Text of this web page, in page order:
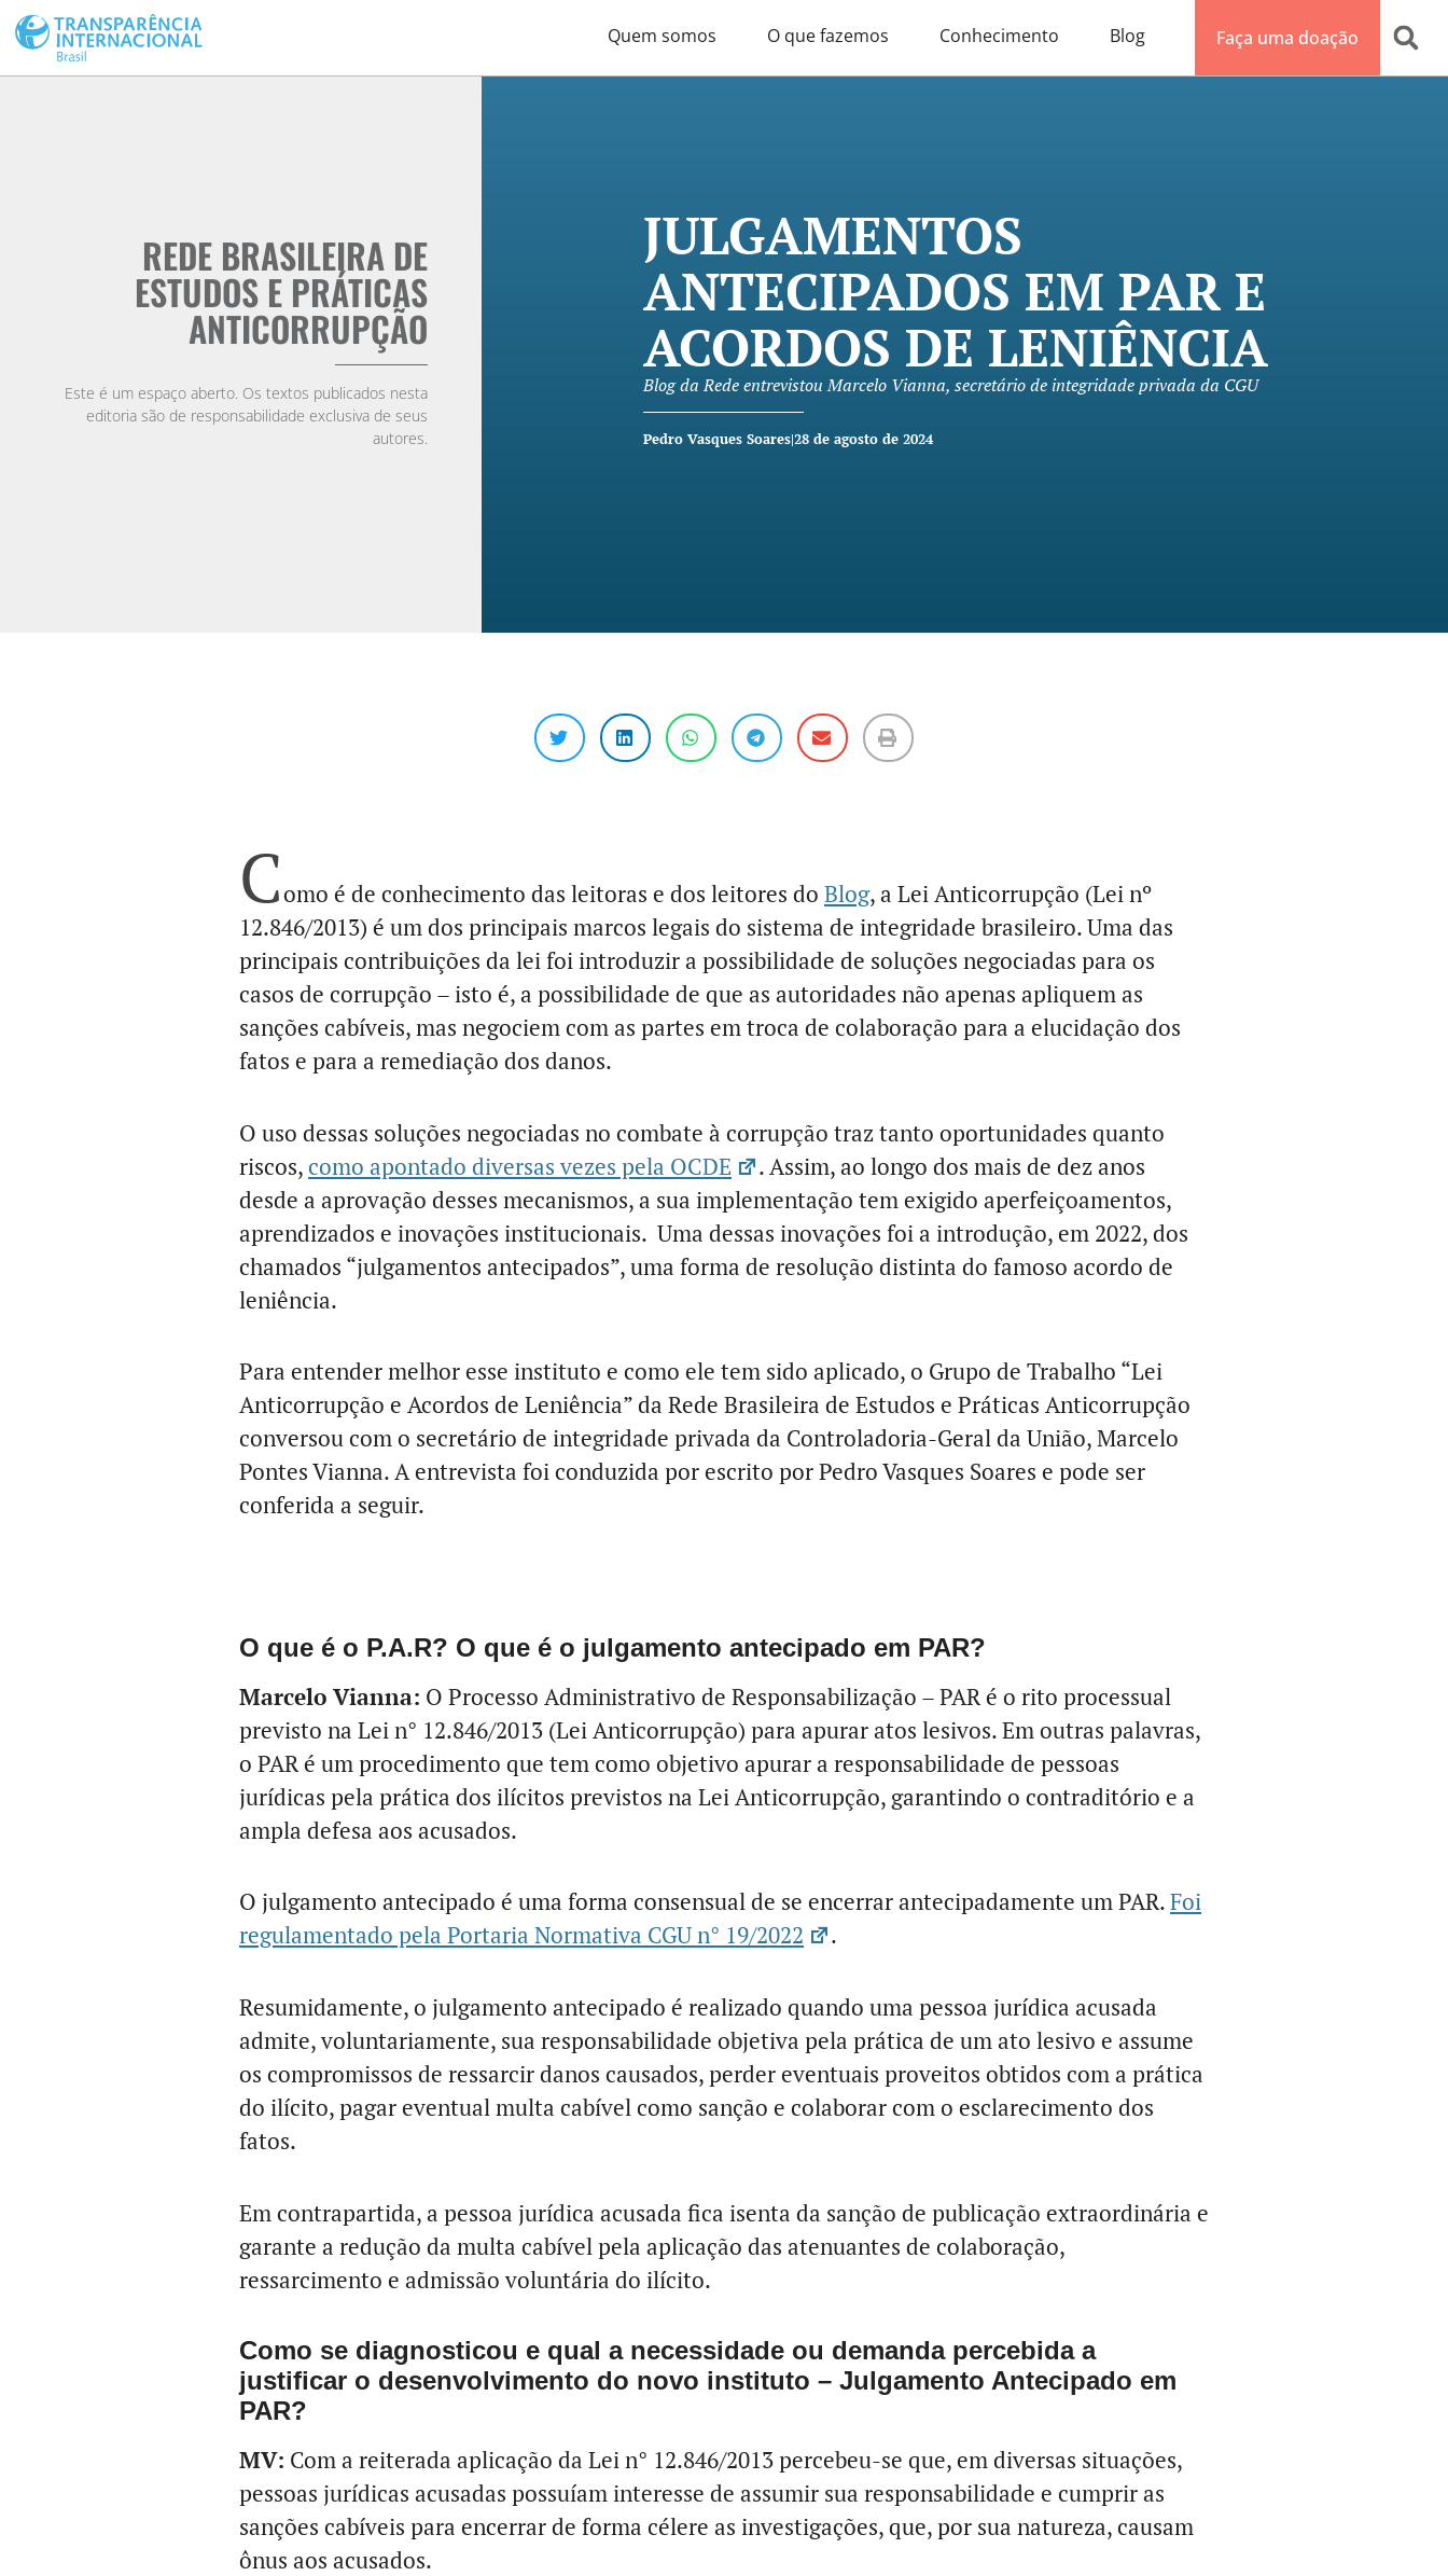
Quem somos O que fazemos Conhecimento Blog Faça uma doação
REDE BRASILEIRA DE
ESTUDOS E PRÁTICAS
ANTICORRUPÇÃO
Este é um espaço aberto. Os textos publicados nesta
editoria são de responsabilidade exclusiva de seus
autores.
JULGAMENTOS
ANTECIPADOS EM PAR E
ACORDOS DE LENIÊNCIA
Blog da Rede entrevistou Marcelo Vianna, secretário de integridade privada da CGU
Pedro Vasques Soares|28 de agosto de 2024
Como é de conhecimento das leitoras e dos leitores do Blog, a Lei Anticorrupção (Lei nº
12.846/2013) é um dos principais marcos legais do sistema de integridade brasileiro. Uma das
principais contribuições da lei foi introduzir a possibilidade de soluções negociadas para os
casos de corrupção – isto é, a possibilidade de que as autoridades não apenas apliquem as
sanções cabíveis, mas negociem com as partes em troca de colaboração para a elucidação dos
fatos e para a remediação dos danos.
O uso dessas soluções negociadas no combate à corrupção traz tanto oportunidades quanto
riscos,como apontado diversas vezes pela OCDE
. Assim, ao longo dos mais de dez anos
desde a aprovação desses mecanismos, a sua implementação tem exigido aperfeiçoamentos,
aprendizados e inovações institucionais. Uma dessas inovações foi a introdução, em 2022, dos
chamados “julgamentos antecipados”, uma forma de resolução distinta do famoso acordo de
leniência.
Para entender melhor esse instituto e como ele tem sido aplicado, o Grupo de Trabalho “Lei
Anticorrupção e Acordos de Leniência” da Rede Brasileira de Estudos e Práticas Anticorrupção
conversou com o secretário de integridade privada da Controladoria-Geral da União, Marcelo
Pontes Vianna. A entrevista foi conduzida por escrito por Pedro Vasques Soares e pode ser
conferida a seguir.
O que é o P.A.R? O que é o julgamento antecipado em PAR?
Marcelo Vianna: O Processo Administrativo de Responsabilização – PAR é o rito processual
previsto na Lei n° 12.846/2013 (Lei Anticorrupção) para apurar atos lesivos. Em outras palavras,
o PAR é um procedimento que tem como objetivo apurar a responsabilidade de pessoas
jurídicas pela prática dos ilícitos previstos na Lei Anticorrupção, garantindo o contraditório e a
ampla defesa aos acusados.
O julgamento antecipado é uma forma consensual de se encerrar antecipadamente um PAR.Foi
regulamentado pela Portaria Normativa CGU n° 19/2022
.
Resumidamente, o julgamento antecipado é realizado quando uma pessoa jurídica acusada
admite, voluntariamente, sua responsabilidade objetiva pela prática de um ato lesivo e assume
os compromissos de ressarcir danos causados, perder eventuais proveitos obtidos com a prática
do ilícito, pagar eventual multa cabível como sanção e colaborar com o esclarecimento dos
fatos.
Em contrapartida, a pessoa jurídica acusada fica isenta da sanção de publicação extraordinária e
garante a redução da multa cabível pela aplicação das atenuantes de colaboração,
ressarcimento e admissão voluntária do ilícito.
Como se diagnosticou e qual a necessidade ou demanda percebida a
justificar o desenvolvimento do novo instituto – Julgamento Antecipado em
PAR?
MV: Com a reiterada aplicação da Lei n° 12.846/2013 percebeu-se que, em diversas situações,
pessoas jurídicas acusadas possuíam interesse de assumir sua responsabilidade e cumprir as
sanções cabíveis para encerrar de forma célere as investigações, que, por sua natureza, causam
ônus aos acusados.